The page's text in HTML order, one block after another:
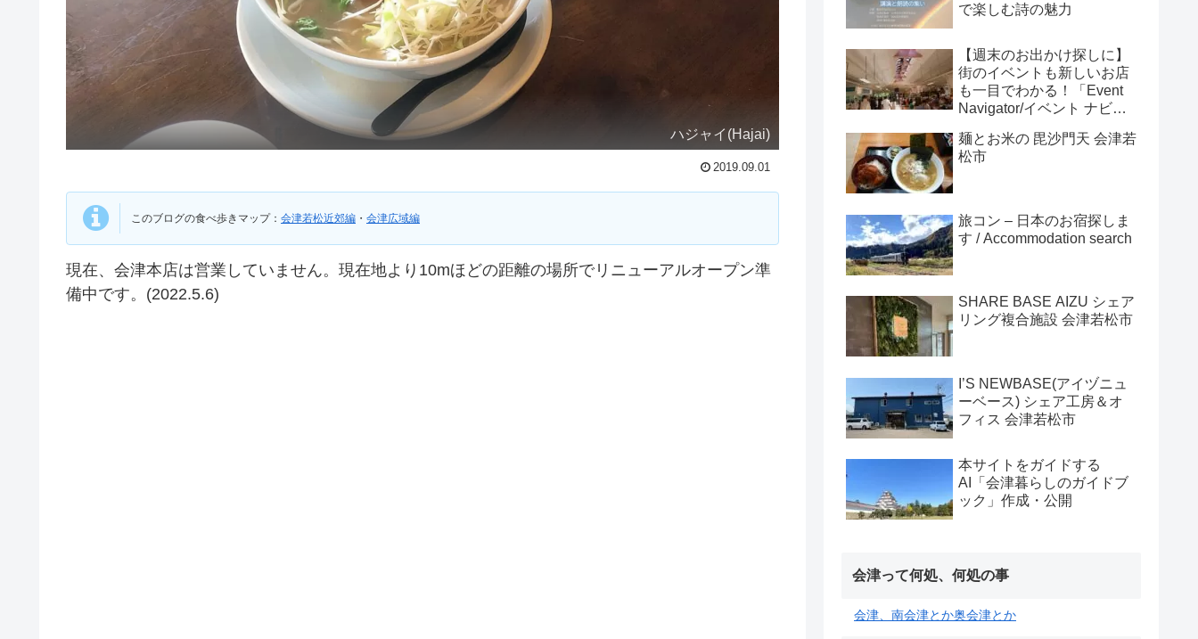
ハジャイ(Hajai)
2019.09.01
このブログの食べ歩きマップ： 会津若松近郊編 ・ 会津広域編
現在、会津本店は営業していません。現在地より10mほどの距離の場所でリニューアルオープン準
備中です。(2022.5.6)
で楽しむ詩の魅力
【週末のお出かけ探しに】
街のイベントも新しいお店
も一目でわかる！「Event
Navigator/イベント ナビゲ
麺とお米の 毘沙門天 会津若
松市
旅コン – 日本のお宿探しま
す / Accommodation search
SHARE BASE AIZU シェア
リング複合施設 会津若松市
I’S NEWBASE(アイヅニュ
ーベース) シェア工房＆オ
フィス 会津若松市
本サイトをガイドする
AI「会津暮らしのガイドブ
ック」作成・公開
会津って何処、何処の事
会津、南会津とか奥会津とか